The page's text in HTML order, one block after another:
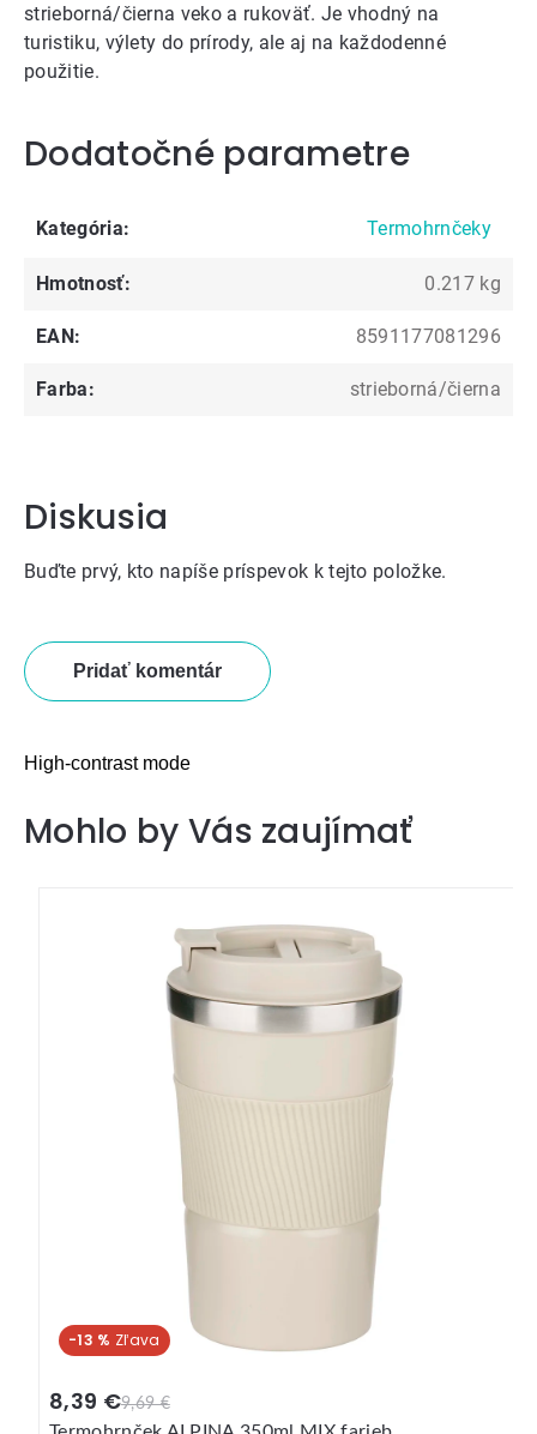
strieborná/čierna veko a rukoväť. Je vhodný na
turistiku, výlety do prírody, ale aj na každodenné
použitie.
Dodatočné parametre
Kategória: Termohrnčeky
Hmotnosť: 0.217 kg
EAN: 8591177081296
Farba: strieborná/čierna
Diskusia
Buďte prvý, kto napíše príspevok k tejto položke.
Pridať komentár
High-contrast mode
Mohlo by Vás zaujímať
-13 %
9,69 €
8,39 €